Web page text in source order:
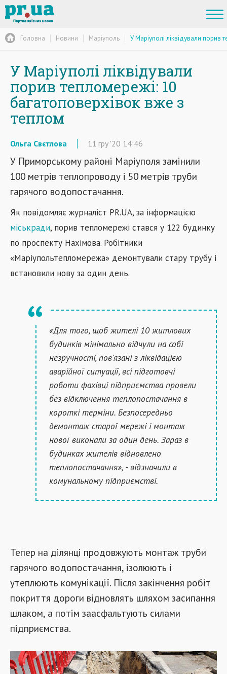
Головна Новини Маріуполь У Маріуполі ліквідували порив
У Маріуполі ліквідували
порив тепломережі: 10
багатоповерхівок вже з
теплом
Ольга Свєтлова 11 гру '20 14:46
У Приморському районі Маріуполя замінили
100 метрів теплопроводу і 50 метрів труби
гарячого водопостачання.
Як повідомляє журналіст PR.UA, за інформацією
міськради, порив тепломережі стався у 122 будинку
по проспекту Нахімова. Робітники
«Маріупольтепломережа» демонтували стару трубу і
встановили нову за один день.
«Для того, щоб жителі 10 житлових
будинків мінімально відчули на собі
незручності, пов'язані з ліквідацією
аварійної ситуації, всі підготовчі
роботи фахівці підприємства провели
без відключення теплопостачання в
короткі терміни. Безпосередньо
демонтаж старої мережі і монтаж
нової виконали за один день. Зараз в
будинках жителів відновлено
теплопостачання», - відзначили в
комунальному підприємстві.
Тепер на ділянці продовжують монтаж труби
гарячого водопостачання, ізолюють і
утеплюють комунікації. Після закінчення робіт
покриття дороги відновлять шляхом засипання
шлаком, а потім заасфальтують силами
підприємства.